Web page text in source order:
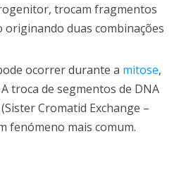
trocam fragmentos
originando duas combinações
ocorrer durante a mitose,
troca de segmentos de DNA
Cromatid Exchange –
fenómeno mais comum.